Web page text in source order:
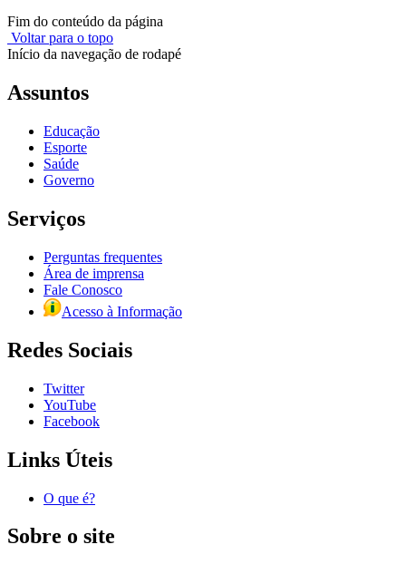
Fim do conteúdo da página
Voltar para o topo
Início da navegação de rodapé
Assuntos
Educação
Esporte
Saúde
Governo
Serviços
Perguntas frequentes
Área de imprensa
Fale Conosco
Acesso à Informação
Redes Sociais
Twitter
YouTube
Facebook
Links Úteis
O que é?
Sobre o site